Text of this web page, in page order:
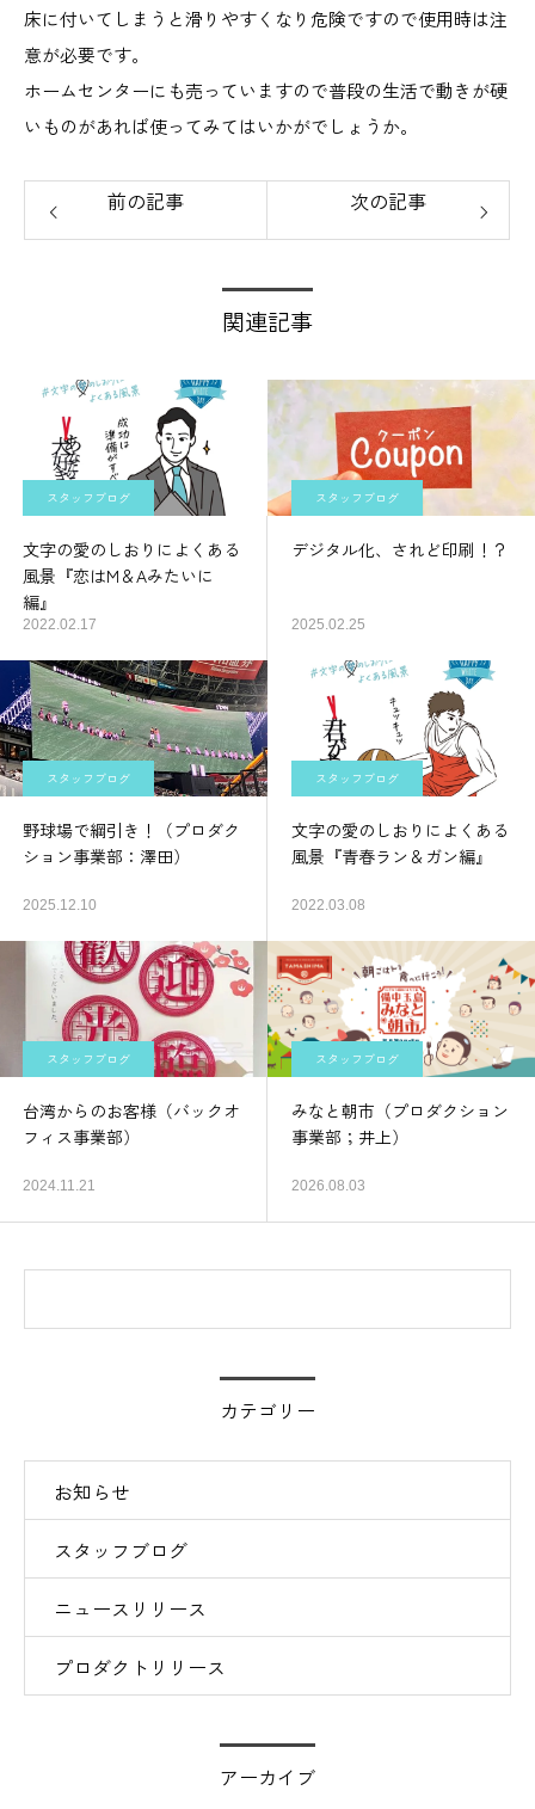
床に付いてしまうと滑りやすくなり危険ですので使用時は注
意が必要です。
ホームセンターにも売っていますので普段の生活で動きが硬
いものがあれば使ってみてはいかがでしょうか。
前の記事 次の記事
関連記事
スタッフブログ
文字の愛のしおりによくある
風景『恋はM＆Aみたいに
編』
2022.02.17
スタッフブログ
デジタル化、されど印刷！？
2025.02.25
スタッフブログ
野球場で綱引き！（プロダク
ション事業部：澤田）
2025.12.10
スタッフブログ
文字の愛のしおりによくある
風景『青春ラン＆ガン編』
2022.03.08
スタッフブログ
台湾からのお客様（バックオ
フィス事業部）
2024.11.21
スタッフブログ
みなと朝市（プロダクション
事業部；井上）
2026.08.03
カテゴリー
お知らせ
スタッフブログ
ニュースリリース
プロダクトリリース
アーカイブ